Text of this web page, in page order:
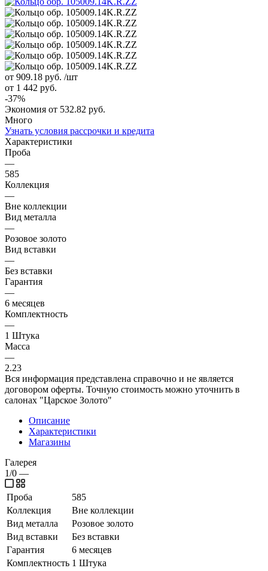
от 909.18 руб. /шт
от 1 442 руб.
-37%
Экономия от 532.82 руб.
Много
Узнать условия рассрочки и кредита
Характеристики
Проба
—
585
Коллекция
—
Вне коллекции
Вид металла
—
Розовое золото
Вид вставки
—
Без вставки
Гарантия
—
6 месяцев
Комплектность
—
1 Штука
Масса
—
2.23
Вся информация представлена справочно и не является
договором оферты. Точную стоимость можно уточнить в
салонах "Царское Золото"
Описание
Характеристики
Магазины
Галерея
1/0 —
Проба
585
Коллекция
Вне коллекции
Вид металла
Розовое золото
Вид вставки
Без вставки
Гарантия
6 месяцев
Комплектность 1 Штука